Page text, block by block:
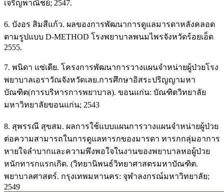
เจริญพาณิชย์; 2547.
6. บังอร สิมสีแก้ว. ผลของการพัฒนาการดูแลมารดาหลังคลอด
ตามรูปแบบ D-METHOD โรงพยาบาลพนมไพรจังหวัดร้อยเอ็ด
2555.
7. พนิดา แซ่เตีย. โครงการพัฒนาการวางแผนจำหน่ายผู้ป่วยโรง
พยาบาลเอราวัณจังหวัดเลย.การศึกษาอิสระปริญญามหา
บัณฑิต(การบริหารการพยาบาล). ขอนแก่น: บัณฑิตวิทยาลัย
มหาวิทยาลัยขอนแก่น; 2543
8. สุพรรณี สุขสม. ผลการใช้แบบแผนการวางแผนจำหน่ายผู้ป่วย
ต่อความสามารถในการดูแลทารกของมารดา ทารกกลุ่มอาการ
หายใจลำบากและความพึงพอใจในงานของพยาบาลหอผู้ป่วย
หนักทารกแรกเกิด. (วิทยานิพนธ์วิทยาศาสตรมหาบัณฑิต.
พยาบาลศาสตร์. กรุงเทพมหานคร: จุฬาลงกรณ์มหาวิทยาลัย;
2549